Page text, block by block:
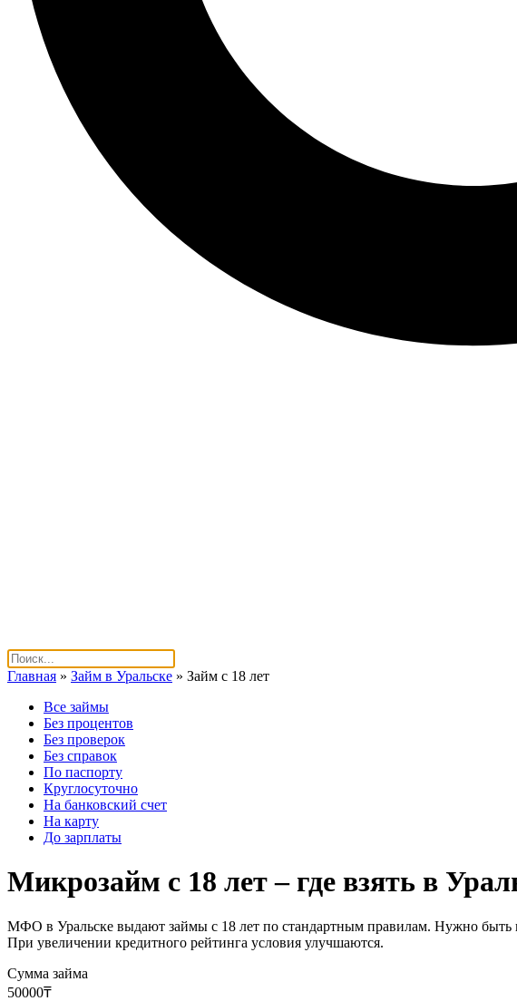
Главная » Займ в Уральске » Займ с 18 лет
Все займы
Без процентов
Без проверок
Без справок
По паспорту
Круглосуточно
На банковский счет
На карту
До зарплаты
Микрозайм с 18 лет – где взять в
МФО в Уральске выдают займы с 18 лет по стандартным правилам. Нужно
При увеличении кредитного рейтинга условия улучшаются.
Сумма займа
50000₸